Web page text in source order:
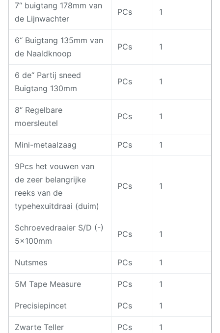
7“ buigtang 178mm van
de Lijnwachter
PCs 1
6“ Buigtang 135mm van
de Naaldknoop
PCs 1
6 de“ Partij sneed
Buigtang 130mm
PCs 1
8“ Regelbare
moersleutel
PCs 1
Mini-metaalzaag PCs 1
9Pcs het vouwen van
de zeer belangrijke
reeks van de
typehexuitdraai (duim)
PCs 1
Schroevedraaier S/D (-)
5×100mm
PCs 1
Nutsmes PCs 1
5M Tape Measure PCs 1
Precisiepincet PCs 1
Zwarte Teller PCs 1